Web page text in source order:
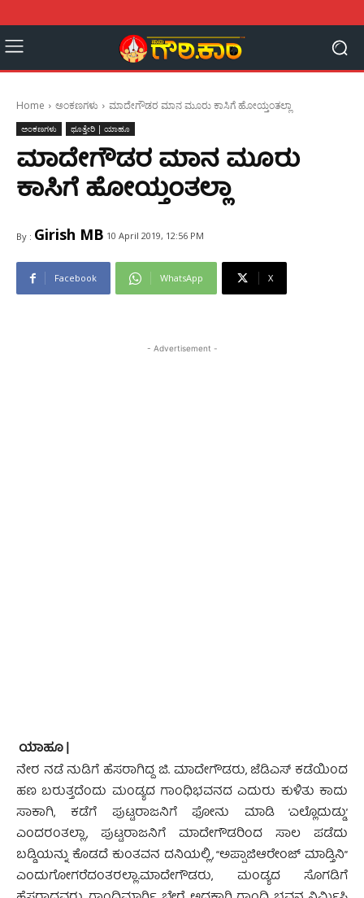
Home ಅಂಕಣಗಳು ಮಾದೇಗೌಡರ ಮಾನ ಮೂರು ಕಾಸಿಗೆ ಹೋಯ್ತಂತಲ್ಲಾ
ಅಂಕಣಗಳು ಥೂತ್ತೇರಿ | ಯಾಹೂ
ಮಾದೇಗೌಡರ ಮಾನ ಮೂರು
ಕಾಸಿಗೆ ಹೋಯ್ತಂತಲ್ಲಾ
By : Girish MB 10 April 2019, 12:56 PM
Facebook WhatsApp X
- Advertisement -
ಯಾಹೂ |
ನೇರ ನಡೆ ನುಡಿಗೆ ಹೆಸರಾಗಿದ್ದ ಜಿ. ಮಾದೇಗೌಡರು, ಜೆಡಿಎಸ್ ಕಡೆಯಿಂದ
ಹಣ ಬರುತ್ತದೆಂದು ಮಂಡ್ಯದ ಗಾಂಧಿಭವನದ ಎದುರು ಕುಳಿತು ಕಾದು
ಸಾಕಾಗಿ, ಕಡೆಗೆ ಪುಟ್ಟರಾಜನಿಗೆ ಫೋನು ಮಾಡಿ ‘ಎಲ್ಲೊದುಡ್ಡು’
ಎಂದರಂತಲ್ಲಾ, ಪುಟ್ಟರಾಜನಿಗೆ ಮಾದೇಗೌಡರಿಂದ ಸಾಲ ಪಡೆದು
ಬಡ್ಡಿಯನ್ನು ಕೊಡದೆ ಕುಂತವನ ದನಿಯಲ್ಲಿ, “ಅಪ್ಪಾಜಿಆರೇಂಜ್ ಮಾಡ್ತಿನಿ”
ಎಂದುಗೋಗರೆದಂತರಲ್ಲಾ.ಮಾದೇಗೌಡರು, ಮಂಡ್ಯದ ಸೊಗಡಿಗೆ